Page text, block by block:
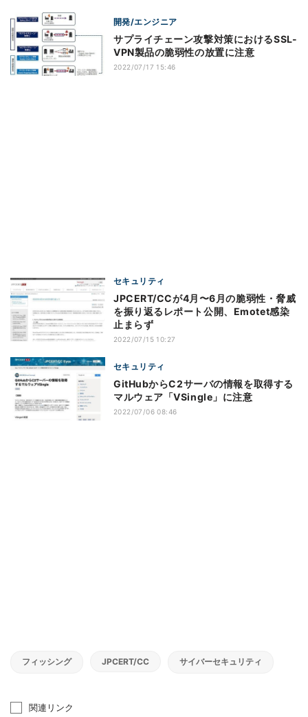
開発/エンジニア
サプライチェーン攻撃対策におけるSSL-
VPN製品の脆弱性の放置に注意
2022/07/17 15:46
セキュリティ
JPCERT/CCが4月〜6月の脆弱性・脅威
を振り返るレポート公開、Emotet感染
止まらず
2022/07/15 10:27
セキュリティ
GitHubからC2サーバの情報を取得する
マルウェア「VSingle」に注意
2022/07/06 08:46
フィッシング JPCERT/CC サイバーセキュリティ
関連リンク